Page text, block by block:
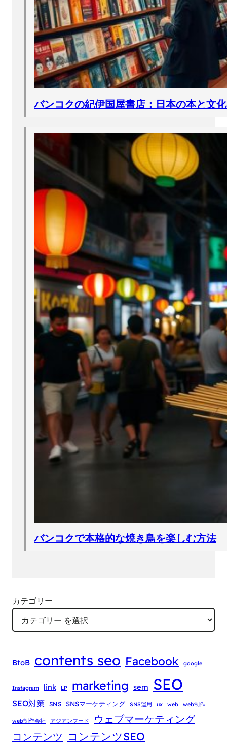
バンコクの紀伊国屋書店：日本の本と文
バンコクで本格的な焼き鳥を楽しむ方法
カテゴリー
BtoB contents seo Facebook google
Instagram link LP marketing sem SEO
SEO対策 SNS SNSマーケティング SNS運用 ux web web制作
web制作会社 アジアンフード
ウェブマーケティング
コンテンツ コンテンツSEO